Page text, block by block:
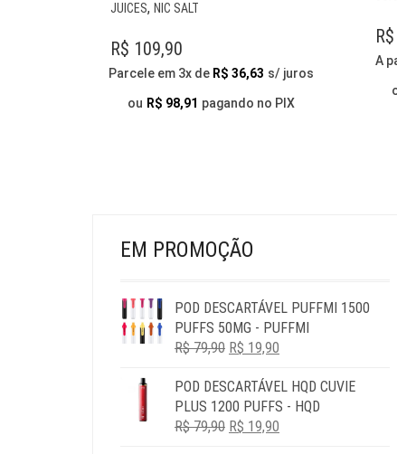
JUICES, NIC SALT
VARIANTES.
AS
R$ 109,90
Parcele em 3x de R$ 36,63 s/ juros
ou R$ 98,91 pagando no PIX
R$
A
EM PROMOÇÃO
POD DESCARTÁVEL PUFFMI 1500
PUFFS 50MG - PUFFMI
R$79,90 O
ORIGINAL
ERA:
R$ 79,90.
R$ 19,90
ATUAL
É:
POD DESCARTÁVEL HQD CUVIE
PLUS 1200 PUFFS - HQD
R$79,90 O
R$ 19,90